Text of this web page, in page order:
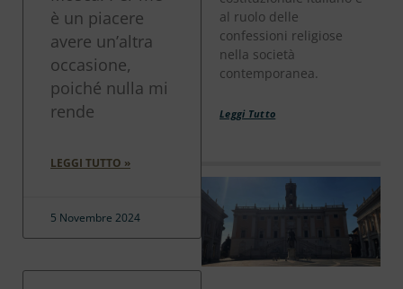
è un piacere
avere un’altra
occasione,
poiché nulla mi
rende
LEGGI TUTTO »
5 Novembre 2024
al ruolo delle
confessioni religiose
nella società
contemporanea.
Leggi Tutto